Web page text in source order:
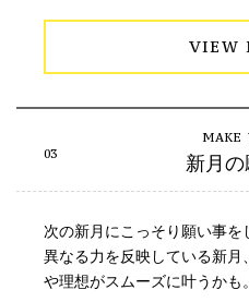
VIEW
新月
次の新月にこっそり願い事
異なる力を反映している新
や理想がスムーズに叶うかも。